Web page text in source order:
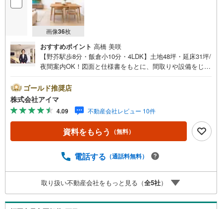
画像36枚
おすすめポイント 高橋 美咲
【野芥駅歩8分・飯倉小10分・4LDK】土地48坪・延床31坪/
夜間案内OK！図面と仕様書をもとに、間取りや設備をじっ
DK18帖以上。土地約48坪・延床約31坪と、暮らしの広さを
数字でご確認いただけます。■品質・保証住まいの品質を支
える裏付けです。基礎は面で支えるベタ基礎。地盤調査を
実施済み。設計住宅性能評価を取得。ほかに建設住宅性能
評価付・築2年以内・外壁サイディングも備えます。■防犯
対策留守中も夜も頼れる防犯設備です。複製されにくいデ
ったまま開錠できるタッチキー。ほかにカードキーも備え
関と提携/最長50年の返済プランもご用意平日も夜間もご見
学OK/ご自宅・最寄り駅まで送迎無料/オンライン相談OK
「見るだけ」「ローン相談だけ」でも歓迎します他社でロ
ゴールド推奨店
株式会社アイマ
4.09 不動産会社レビュー 10件
資料をもらう （無料）
電話する （通話料無料）
取り扱い不動産会社をもっと見る（全5社）